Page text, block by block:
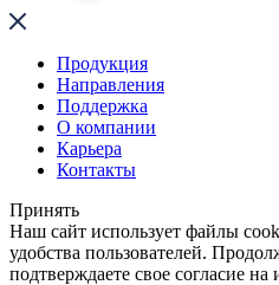
Продукция
Направления
Поддержка
О компании
Карьера
Контакты
Принять
Наш сайт использует файлы
удобства пользователей.
подтверждаете свое согласие на